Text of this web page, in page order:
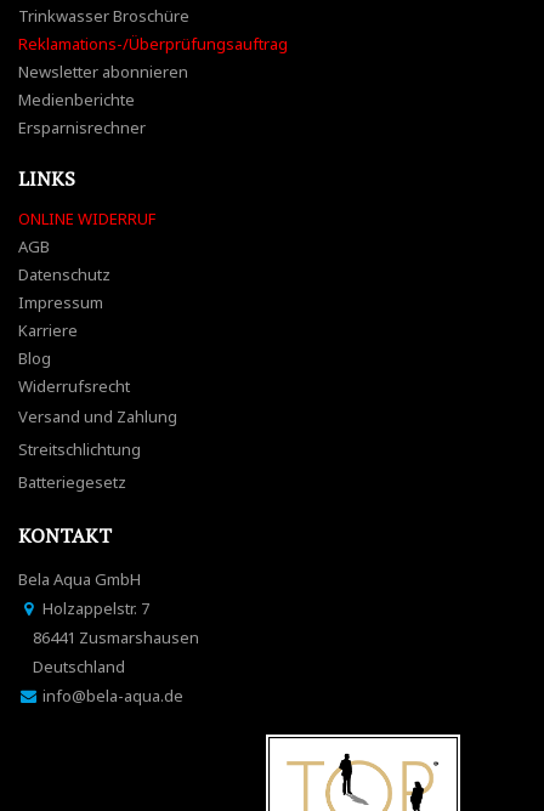
Trinkwasser Broschüre
Reklamations-/Überprüfungsauftrag
Newsletter abonnieren
Medienberichte
Ersparnisrechner
LINKS
ONLINE WIDERRUF
AGB
Datenschutz
Impressum
Karriere
Blog
Widerrufsrecht
Versand und Zahlung
Streitschlichtung
Batteriegesetz
KONTAKT
Bela Aqua GmbH
Holzappelstr. 7
86441 Zusmarshausen
Deutschland
info@bela-aqua.de